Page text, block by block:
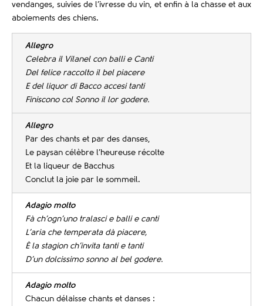
vendanges, suivies de l’ivresse du vin, et enfin à la chasse et aux
aboiements des chiens.
Allegro
Celebra il Vilanel con balli e Canti
Del felice raccolto il bel piacere
E del liquor di Bacco accesi tanti
Finiscono col Sonno il lor godere.
Allegro
Par des chants et par des danses,
Le paysan célèbre l’heureuse récolte
Et la liqueur de Bacchus
Conclut la joie par le sommeil.
Adagio molto
Fà ch’ogn’uno tralasci e balli e canti
L’aria che temperata dà piacere,
È la stagion ch’invita tanti e tanti
D’un dolcissimo sonno al bel godere.
Adagio molto
Chacun délaisse chants et danses :